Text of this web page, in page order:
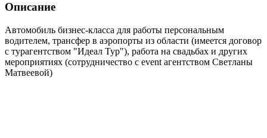
Описание
Автомобиль бизнес-класса для работы персональным
водителем, трансфер в аэропорты из области (имеется договор
с турагентством "Идеал Тур"), работа на свадьбах и других
мероприятиях (сотрудничество с event агентством Светланы
Матвеевой)